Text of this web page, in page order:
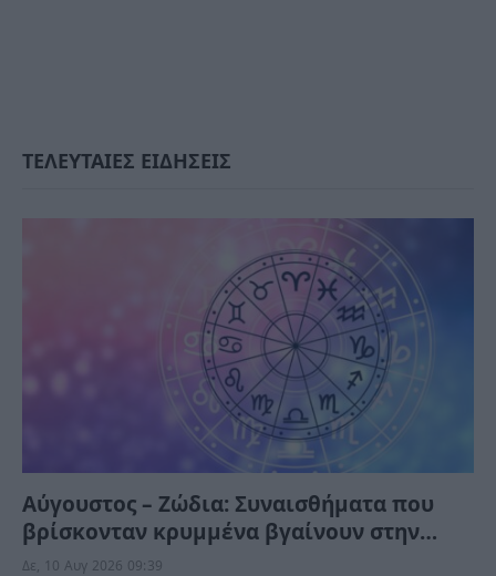
ΤΕΛΕΥΤΑΙΕΣ ΕΙΔΗΣΕΙΣ
Αύγουστος – Ζώδια: Συναισθήματα που
βρίσκονταν κρυμμένα βγαίνουν στην
επιφάνεια – Ένα μήνυμα φέρνει
Δε, 10 Αυγ 2026 09:39